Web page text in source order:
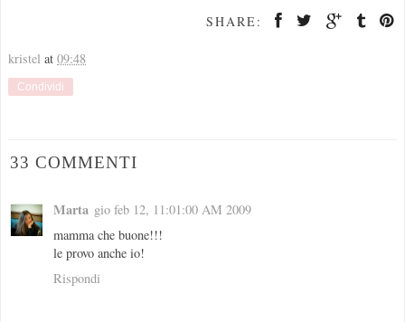
SHARE:
kristel at 09:48
Condividi
33 COMMENTI
Marta gio feb 12, 11:01:00 AM 2009
mamma che buone!!!
le provo anche io!
Rispondi